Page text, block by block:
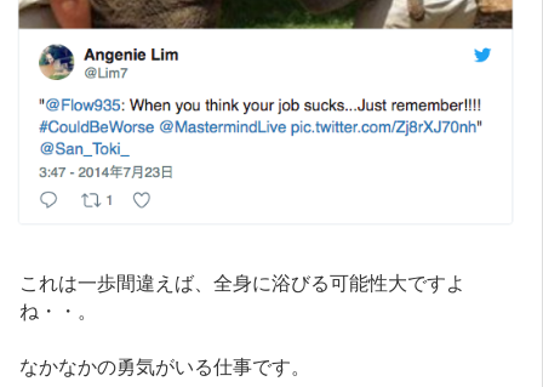
これは一歩間違えば、全身に浴びる可能性大ですよ
ね・・。
なかなかの勇気がいる仕事です。